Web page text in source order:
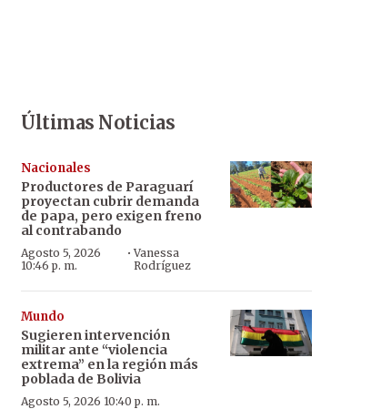
Últimas Noticias
Nacionales
Productores de Paraguarí
proyectan cubrir demanda
de papa, pero exigen freno
al contrabando
Agosto 5, 2026
10:46 p. m.
·Vanessa
Rodríguez
Mundo
Sugieren intervención
militar ante “violencia
extrema” en la región más
poblada de Bolivia
Agosto 5, 2026 10:40 p. m.